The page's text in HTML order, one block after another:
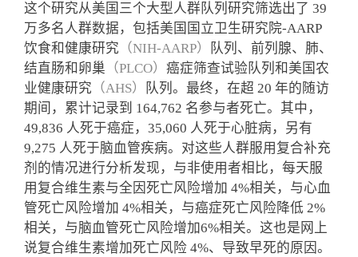
这个研究从美国三个大型人群队列研究筛选出了 39
万多名人群数据，包括美国国立卫生研究院-AARP
饮食和健康研究 （NIH-AARP）
队列、前列腺、肺、
结直肠和卵巢 （PLCO） 癌症筛查试验队列和美国农
业健康研究 （AHS）
队列。最终，在超 20 年的随访
期间，累计记录到 164,762 名参与者死亡。其中，
49,836 人死于癌症，35,060 人死于心脏病，另有
9,275 人死于脑血管疾病。 对这些人群服用复合补充
剂的情况进行分析发现，与非使用者相比，每天服
用复合维生素与全因死亡风险增加 4%相关，与心血
管死亡风险增加 4%相关，与癌症死亡风险降低 2%
相关，与脑血管死亡风险增加6%相关。 这也是网上
说复合维生素增加死亡风险 4%、导致早死的原因。